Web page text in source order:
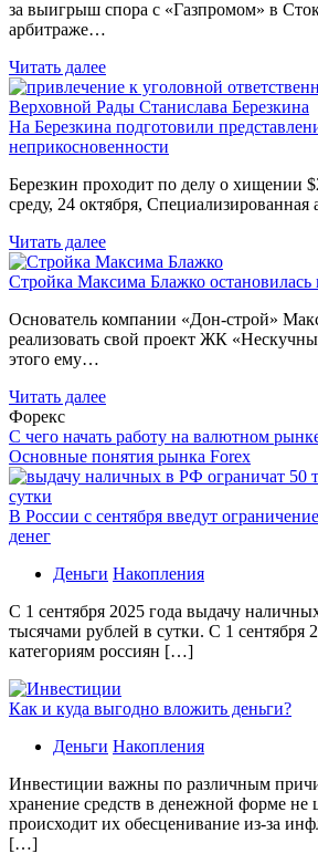
за выигрыш спора с «Газпромом» в
арбитраже…
Читать далее
На Березкина подготовили
неприкосновенности
Березкин проходит по делу о хищении
среду, 24 октября,
Читать далее
Стройка Максима Блажко остановилась
Основатель компании «Дон-строй»
реализовать свой проект ЖК
этого ему…
Читать далее
Форекс
С чего начать работу на валютном
Основные понятия рынка Forex
В России с сентября введут
денег
Деньги Накопления
С 1 сентября 2025 года выдачу
тысячами рублей в сутки. С 1 сентября
категориям россиян […]
Как и куда выгодно вложить деньги?
Деньги Накопления
Инвестиции важны по различным
хранение средств в денежной форме не
происходит их обесценивание из-за
[…]